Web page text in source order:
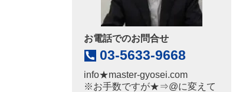
お電話でのお問合せ
03-5633-9668
info★master-gyosei.com
※お手数ですが★⇒@に変えて